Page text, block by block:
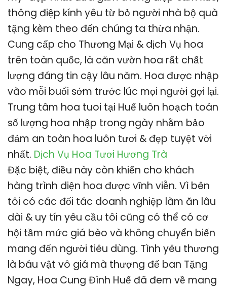
thông điệp kính yêu từ bỏ người nhà bộ quà
tặng kèm theo đến chúng ta thừa nhận.
Cung cấp cho Thương Mại & dịch Vụ hoa
trên toàn quốc, là căn vườn hoa rất chất
lượng đáng tin cậy lâu năm. Hoa được nhập
vào mỗi buổi sớm trước lúc mọi người gợi lại.
Trung tâm hoa tuoi tại Huế luôn hoạch toán
số lượng hoa nhập trong ngày nhằm bảo
đảm an toàn hoa luôn tươi & đẹp tuyệt vời
nhất. Dịch Vụ Hoa Tươi Hương Trà
Đặc biệt, điều này còn khiến cho khách
hàng trình diện hoa được vĩnh viễn. Vì bên
tôi có các đối tác doanh nghiệp làm ăn lâu
dài & uy tín yêu cầu tôi cũng có thể có cơ
hội tầm mức giá bèo và không chuyển biến
mang đến người tiêu dùng. Tình yêu thương
là báu vật vô giá mà thượng đế ban Tặng
Ngay, Hoa Cung Đình Huế đã đem về mang